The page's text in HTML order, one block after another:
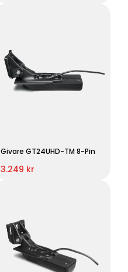
Givare GT24UHD-TM 8-Pin
3.249 kr